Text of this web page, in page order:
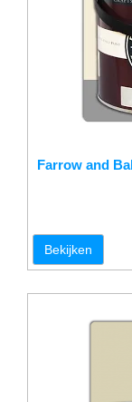
Farrow and
Bekijken